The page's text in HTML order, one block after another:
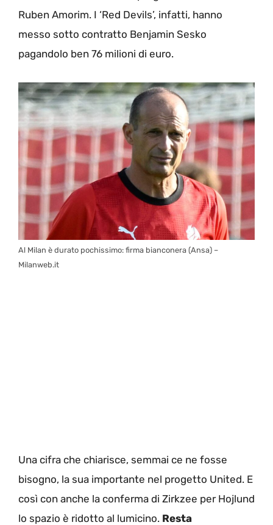
Ruben Amorim. I ‘Red Devils’, infatti, hanno
messo sotto contratto Benjamin Sesko
pagandolo ben 76 milioni di euro.
Al Milan è durato pochissimo: firma bianconera (Ansa) –
Milanweb.it
Una cifra che chiarisce, semmai ce ne fosse
bisogno, la sua importante nel progetto United. E
così con anche la conferma di Zirkzee per Hojlund
lo spazio è ridotto al lumicino. Resta